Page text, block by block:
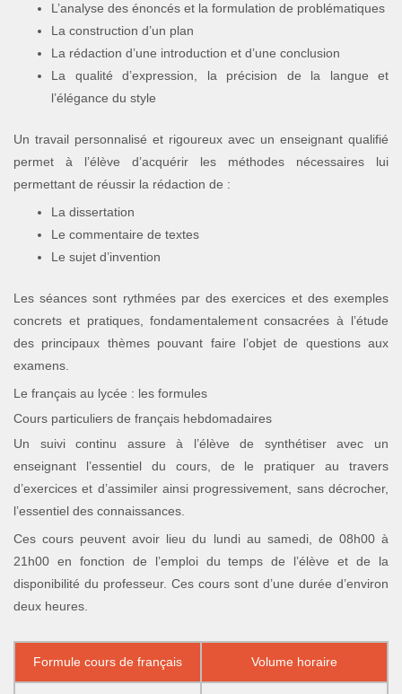
L’analyse des énoncés et la formulation de problématiques
La construction d’un plan
La rédaction d’une introduction et d’une conclusion
La qualité d’expression, la précision de la langue et
l’élégance du style
Un travail personnalisé et rigoureux avec un enseignant qualifié
permet à l’élève d’acquérir les méthodes nécessaires lui
permettant de réussir la rédaction de :
La dissertation
Le commentaire de textes
Le sujet d’invention
Les séances sont rythmées par des exercices et des exemples
concrets et pratiques, fondamentalement consacrées à l’étude
des principaux thèmes pouvant faire l’objet de questions aux
examens.
Le français au lycée : les formules
Cours particuliers de français hebdomadaires
Un suivi continu assure à l’élève de synthétiser avec un
enseignant l’essentiel du cours, de le pratiquer au travers
d’exercices et d’assimiler ainsi progressivement, sans décrocher,
l’essentiel des connaissances.
Ces cours peuvent avoir lieu du lundi au samedi, de 08h00 à
21h00 en fonction de l’emploi du temps de l’élève et de la
disponibilité du professeur. Ces cours sont d’une durée d’environ
deux heures.
Formule cours de français Volume horaire